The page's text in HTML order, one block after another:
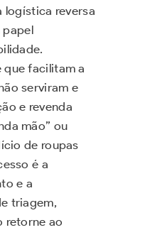
logística reversa
papel
que facilitam a
serviram e
e revenda
mão” ou
de roupas
é a
e a
triagem,
retorne ao